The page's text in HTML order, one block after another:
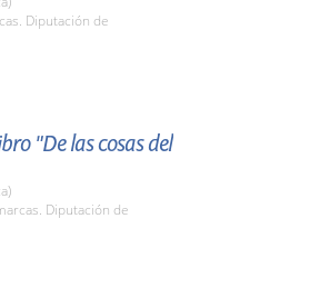
Diputación de
"De las cosas del
Diputación de